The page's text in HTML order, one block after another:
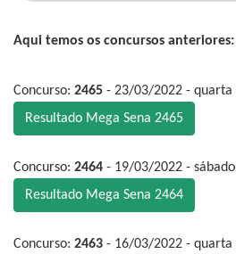
Aqui temos os concursos anteriores:
Concurso: 2465 - 23/03/2022 - quarta
Resultado Mega Sena 2465
Concurso: 2464 - 19/03/2022 - sábado
Resultado Mega Sena 2464
Concurso: 2463 - 16/03/2022 - quarta